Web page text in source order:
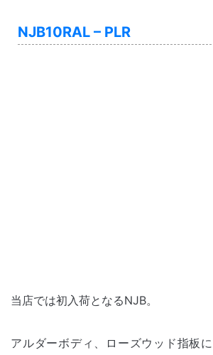
NJB10RAL – PLR
当店では初入荷となるNJB。
アルダーボディ、ローズウッド指板